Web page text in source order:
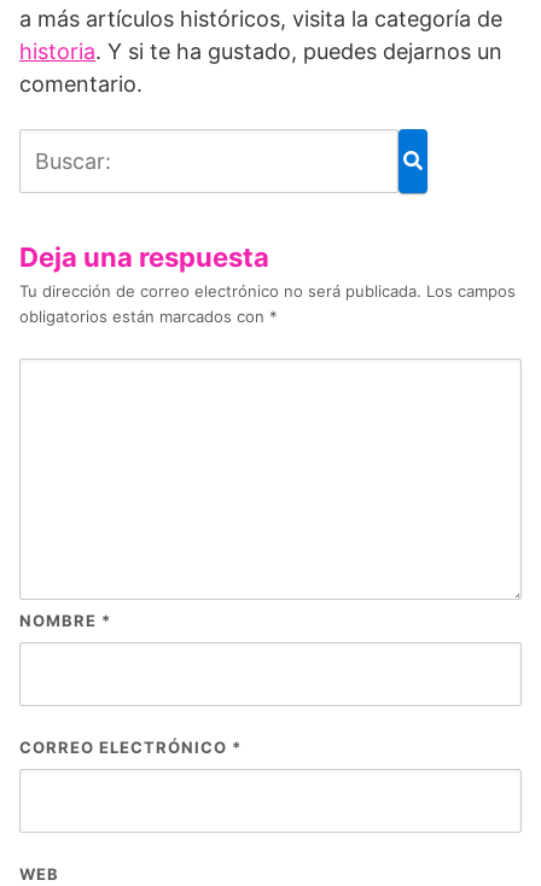
a más artículos históricos, visita la categoría de
historia. Y si te ha gustado, puedes dejarnos un
comentario.
Deja una respuesta
Tu dirección de correo electrónico no será publicada. Los campos
obligatorios están marcados con *
NOMBRE *
CORREO ELECTRÓNICO *
WEB